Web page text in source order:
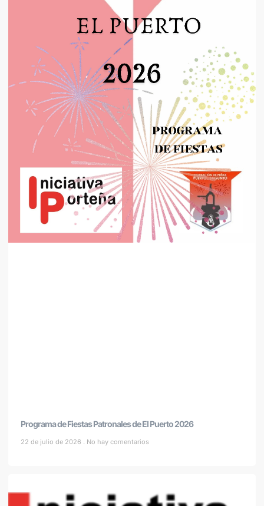
Programa de Fiestas Patronales de El Puerto 2026
22 de julio de 2026 No hay comentarios